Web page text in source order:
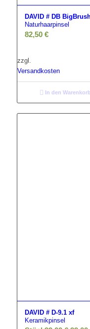
DAVID # DB
Naturhaarpinsel
82,50 €
zzgl.
Versandkosten
In den Warenkorb
DAVID # D-9.1 xf
Keramikpinsel